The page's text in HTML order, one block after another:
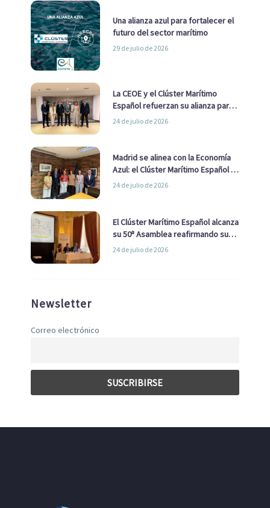
Una alianza azul para fortalecer el
futuro del sector marítimo
29 de julio de 2026
La CEOE y el Clúster Marítimo
Español refuerzan su alianza para
impulsar una estrategia Nacional
24 de julio de 2026
Madrid se alinea con la Economía
Azul: el Clúster Marítimo Español y
la Real Liga Naval avanzan alianzas
24 de julio de 2026
El Clúster Marítimo Español alcanza
su 50ª Asamblea reafirmando su
liderazgo en la Economía Azul
24 de julio de 2026
Newsletter
Correo electrónico